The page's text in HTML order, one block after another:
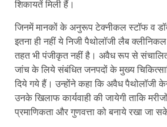
शिकायतें मिली हैं।
जिनमें मानकों के अनुरूप टेक्नीकल स्टॉफ व
इतना ही नहीं ये निजी पैथोलॉजी लैब
तहत भी पंजीकृत नहीं है। अवैध रूप से
जांच के लिये संबंधित जनपदों के मुख्य
दिये गये हैं। उन्होंने कहा कि अवैध पैथोलॉजी
उनके खिलाफ कार्यवाही की जायेगी ताकि
प्रमाणिकता और गुणवत्ता को बनाये रखा जा